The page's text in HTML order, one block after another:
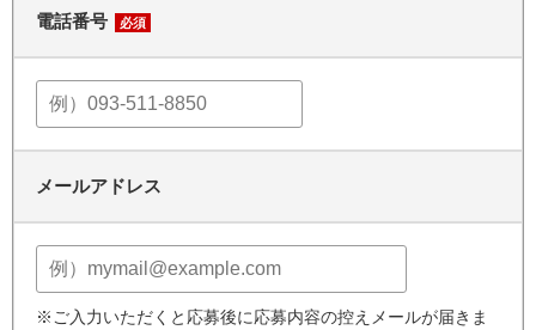
電話番号 必須
メールアドレス
※ご入力いただくと応募後に応募内容の控えメールが届きま